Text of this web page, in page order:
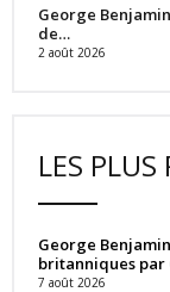
George
de…
2 août 2026
LES PLUS
George
britanniques par
7 août 2026